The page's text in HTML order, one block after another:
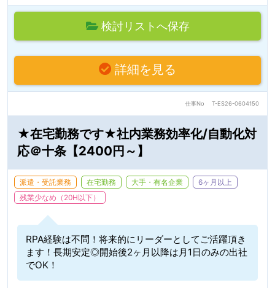
検討リストへ保存
詳細を見る
仕事No T-ES26-0604150
★在宅勤務です★社内業務効率化/自動化対
応＠十条【2400円～】
派遣・受託業務 在宅勤務 大手・有名企業
6ヶ月以上
残業少なめ（20H以下）
RPA経験は不問！将来的にリーダーとしてご活躍頂き
ます！長期安定◎開始後2ヶ月以降は月1日のみの出社
でOK！